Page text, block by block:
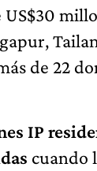
de 22
IP
cuando